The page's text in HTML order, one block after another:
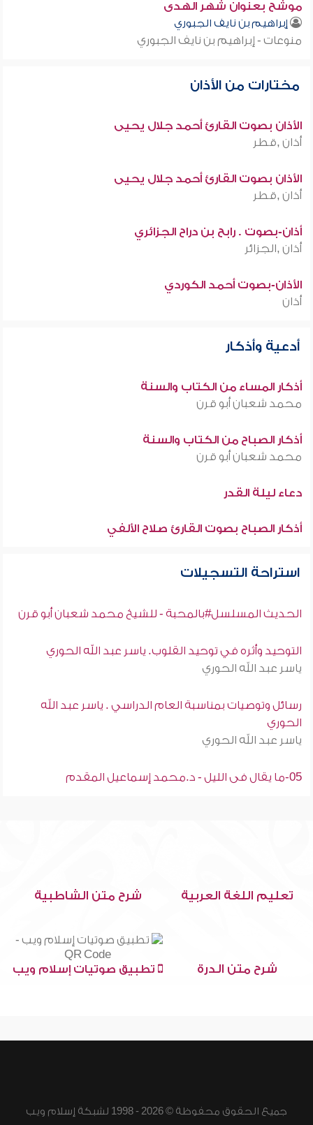
موشح بعنوان شهر الهدى
إبراهيم بن نايف الجبوري
منوعات - إبراهيم بن نايف الجبوري
مختارات من الأذان
الأذان بصوت القارئ أحمد جلال يحيى
أذان ,قطر
الأذان بصوت القارئ أحمد جلال يحيى
أذان ,قطر
أذان-بصوت . رابح بن دراح الجزائري
أذان ,الجزائر
الأذان-بصوت أحمد الكوردي
أذان
أدعية وأذكار
أذكار المساء من الكتاب والسنة
محمد شعبان أبو قرن
أذكار الصباح من الكتاب والسنة
محمد شعبان أبو قرن
دعاء ليلة القدر
أذكار الصباح بصوت القارئ صلاح الألفي
استراحة التسجيلات
الحديث المسلسل#بالمحبة - للشيخ محمد شعبان أبو قرن
التوحيد وأثره في توحيد القلوب. ياسر عبد الله الحوري
ياسر عبد الله الحوري
رسائل وتوصيات بمناسبة العام الدراسي . ياسر عبد الله
الحوري
ياسر عبد الله الحوري
05-ما يقال فى الليل - د.محمد إسماعيل المقدم
تعليم اللغة العربية شرح متن الشاطبية
شرح متن الدرة تطبيق صوتيات إسلام ويب
جميع الحقوق محفوظة © 2026 - 1998 لشبكة إسلام ويب